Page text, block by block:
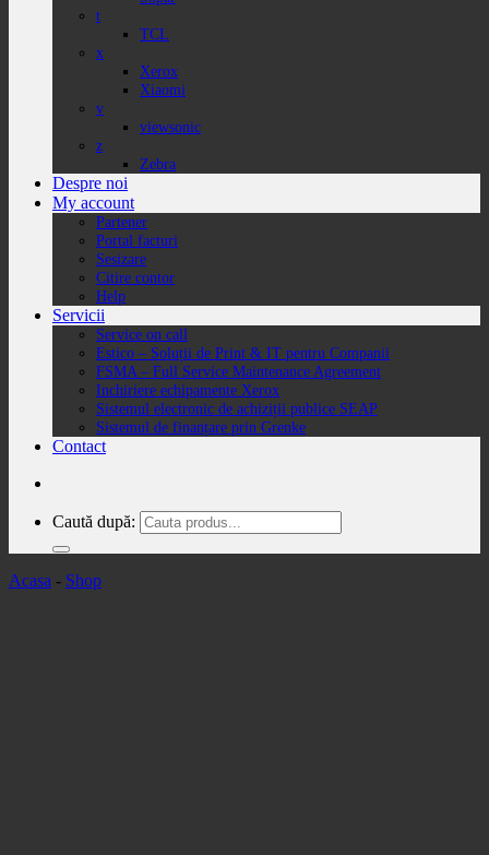
t
TCL
x
Xerox
Xiaomi
v
viewsonic
z
Zebra
Despre noi
My account
Partener
Portal facturi
Sesizare
Citire contor
Help
Servicii
Service on call
Estico – Soluții de Print & IT pentru Companii
FSMA – Full Service Maintenance Agreement
Inchiriere echipamente Xerox
Sistemul electronic de achiziții publice SEAP
Sistemul de finanțare prin Grenke
Contact
Caută după:
Acasa - Shop